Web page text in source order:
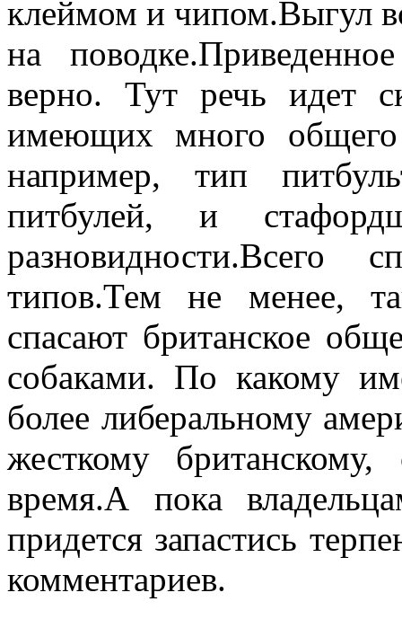
клеймом и чипом.Выгул
на
верно. Тут речь идет
имеющих много общего
например, тип
питбулей, и
разновидности.Всего
типов.Тем не менее,
спасают британское
собаками. По какому
более либеральному
жесткому британскому,
время.А пока
придется запастись
комментариев.